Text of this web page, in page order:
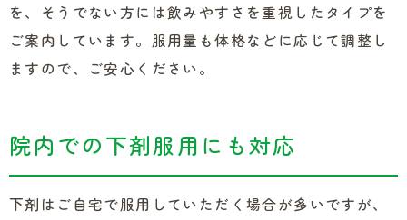
を、そうでない方には飲みやすさを重視したタイプを
ご案内しています。服用量も体格などに応じて調整し
ますので、ご安心ください。
院内での下剤服用にも対応
下剤はご自宅で服用していただく場合が多いですが、